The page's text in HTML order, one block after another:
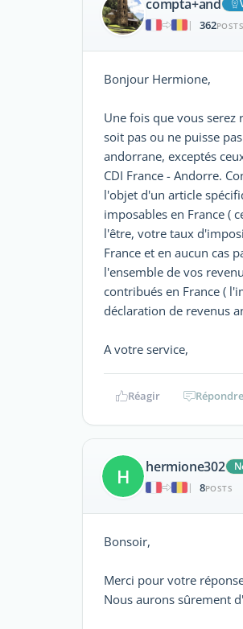
compta+and
|
362POSTS
Bonjour Hermione,
Une fois que vous
soit pas ou ne puisse
andorrane, exceptés
CDI France - Andorre.
l'objet d'un article
imposables en France (
l'être, votre taux
France et en aucun cas
l'ensemble de vos
contribués en France (
déclaration de revenus
A votre service,
Réagir Répondre
H hermione302
|
8POSTS
Bonsoir,
Merci pour votre
Nous aurons sûrement